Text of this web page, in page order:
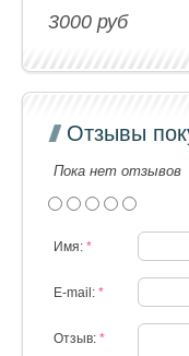
3000 руб
Отзывы
Пока нет отзывов
Имя: *
E-mail: *
Отзыв: *